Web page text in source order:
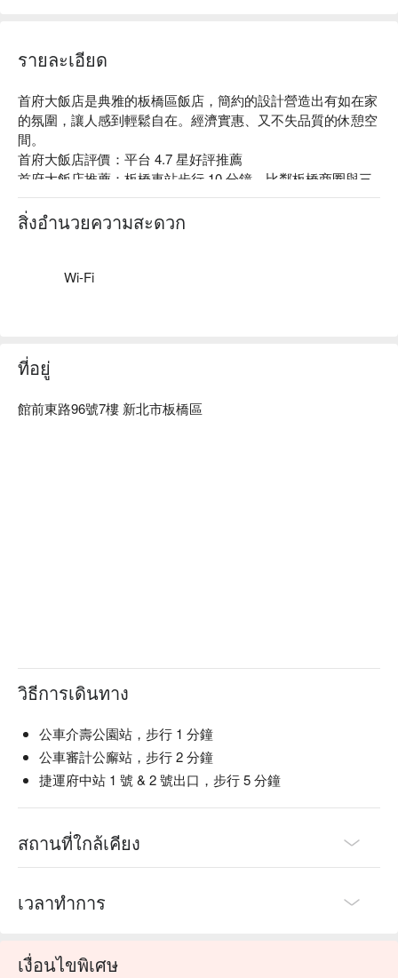
รายละเอียด
首府大飯店是典雅的板橋區飯店，簡約的設計營造出有如在家
的氛圍，讓人感到輕鬆自在。經濟實惠、又不失品質的休憩空
間。
首府大飯店評價：平台 4.7 星好評推薦
首府大飯店推薦：板橋車站步行 10 分鐘，比鄰板橋商圈與三
鐵共構的板橋車站，不論逛街購物還是出遠門都很方便。
首府大飯店優惠、首府大飯店住宿方案、首府大飯店休息方案
สิ่งอำนวยความสะดวก
Wi-Fi
ที่อยู่
館前東路96號7樓 新北市板橋區
วิธีการเดินทาง
公車介壽公園站，步行 1 分鐘
公車審計公廨站，步行 2 分鐘
捷運府中站 1 號 & 2 號出口，步行 5 分鐘
สถานที่ใกล้เคียง
เวลาทำการ
เงื่อนไขพิเศษ